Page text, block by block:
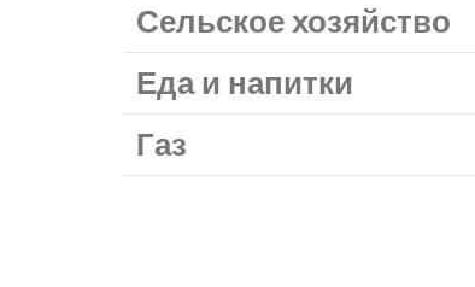
Сельское хозяйство
Еда и напитки
Газ